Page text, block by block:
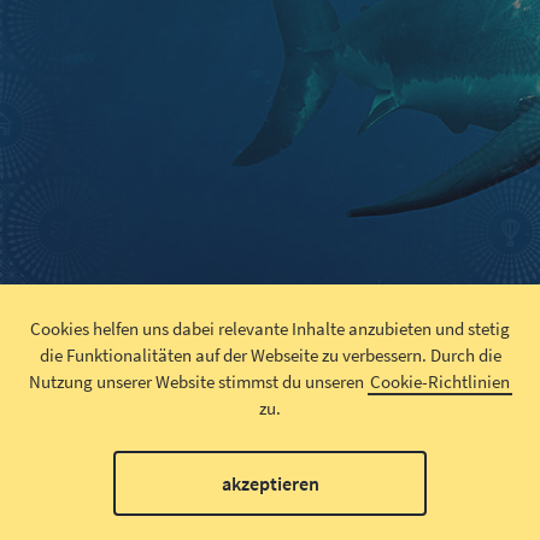
Cookies helfen uns dabei relevante Inhalte anzubieten und stetig
die Funktionalitäten auf der Webseite zu verbessern. Durch die
Nutzung unserer Website stimmst du unseren Cookie-Richtlinien
zu.
akzeptieren